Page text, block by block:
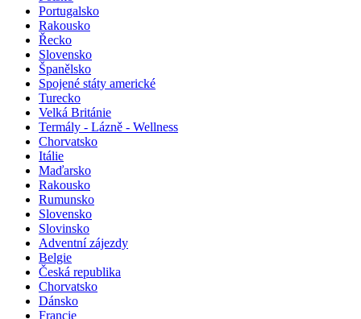
Portugalsko
Rakousko
Řecko
Slovensko
Španělsko
Spojené státy americké
Turecko
Velká Británie
Termály - Lázně - Wellness
Chorvatsko
Itálie
Maďarsko
Rakousko
Rumunsko
Slovensko
Slovinsko
Adventní zájezdy
Belgie
Česká republika
Chorvatsko
Dánsko
Francie